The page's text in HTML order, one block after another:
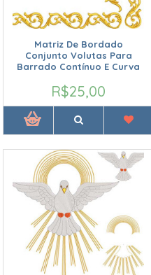
Matriz De Bordado
Conjunto Volutas Para
Barrado Contínuo E Curva
R$25,00